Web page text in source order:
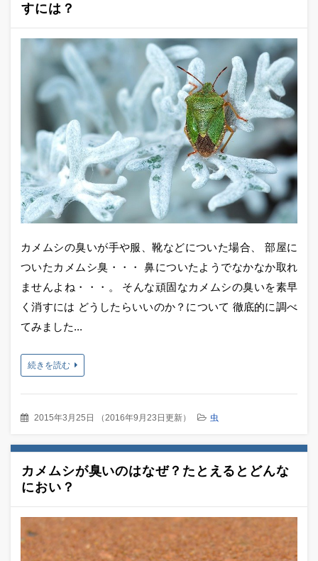
すには？
カメムシの臭いが手や服、靴などについた場合、 部屋に
ついたカメムシ臭・・・ 鼻についたようでなかなか取れ
ませんよね・・・。 そんな頑固なカメムシの臭いを素早
く消すには どうしたらいいのか？について 徹底的に調べ
てみました...
続きを読む
2015年3月25日 （2016年9月23日更新） 虫
カメムシが臭いのはなぜ？たとえるとどんな
におい？